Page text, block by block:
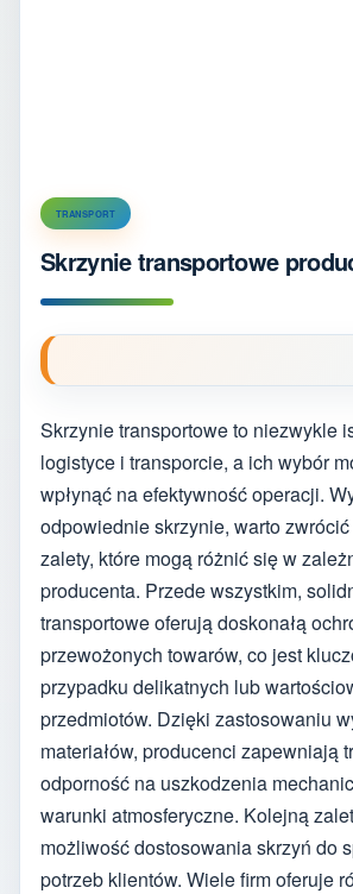
TRANSPORT
Skrzynie transportowe
Skrzynie transportowe to niezwykle
logistyce i transporcie, a ich wybór
wpłynąć na efektywność operacji.
odpowiednie skrzynie, warto
zalety, które mogą różnić się w
producenta. Przede wszystkim,
transportowe oferują doskonałą
przewożonych towarów, co jest
przypadku delikatnych lub
przedmiotów. Dzięki zastosowaniu
materiałów, producenci zapewniają
odporność na uszkodzenia
warunki atmosferyczne. Kolejną
możliwość dostosowania skrzyń do
potrzeb klientów. Wiele firm oferuje